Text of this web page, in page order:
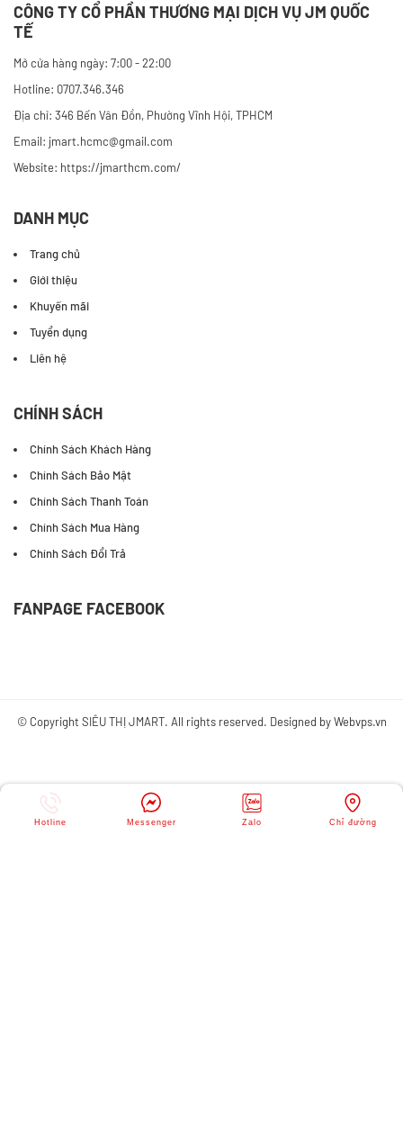
CÔNG TY CỔ PHẦN THƯƠNG MẠI DỊCH VỤ JM QUỐC
TẾ
Mở cửa hàng ngày: 7:00 - 22:00
Hotline: 0707.346.346
Địa chỉ: 346 Bến Vân Đồn, Phường Vĩnh Hội, TPHCM
Email: jmart.hcmc@gmail.com
Website: https://jmarthcm.com/
DANH MỤC
Trang chủ
Giới thiệu
Khuyến mãi
Tuyển dụng
Liên hệ
CHÍNH SÁCH
Chính Sách Khách Hàng
Chính Sách Bảo Mật
Chính Sách Thanh Toán
Chính Sách Mua Hàng
Chính Sách Đổi Trả
FANPAGE FACEBOOK
© Copyright SIÊU THỊ JMART. All rights reserved. Designed byWebvps.vn
Hotline Messenger Zalo Chỉ đường